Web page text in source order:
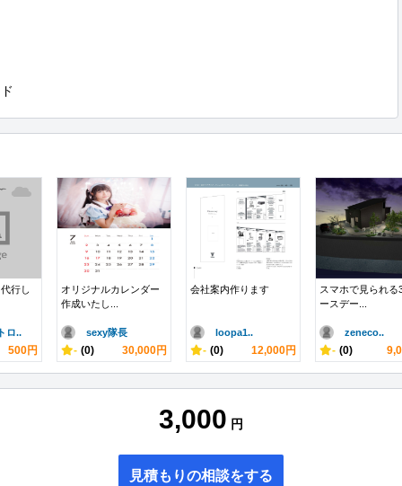
行し
ロ..
500円
オリジナルカレンダー
作成いたし...
sexy隊長
- (0) 30,000円
会社案内作ります
loopa1..
- (0) 12,000円
スマホで見られる
ースデー...
zeneco..
- (0)
3,000 円
見積もりの相談をする